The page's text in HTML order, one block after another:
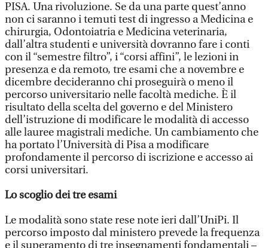
PISA. Una rivoluzione. Se da una parte quest’anno
non ci saranno i temuti test di ingresso a Medicina e
chirurgia, Odontoiatria e Medicina veterinaria,
dall’altra studenti e università dovranno fare i conti
con il “semestre filtro”, i “corsi affini”, le lezioni in
presenza e da remoto, tre esami che a novembre e
dicembre decideranno chi proseguirà o meno il
percorso universitario nelle facoltà mediche. È il
risultato della scelta del governo e del Ministero
dell’istruzione di modificare le modalità di accesso
alle lauree magistrali mediche. Un cambiamento che
ha portato l’Università di Pisa a modificare
profondamente il percorso di iscrizione e accesso ai
corsi universitari.
Lo scoglio dei tre esami
Le modalità sono state rese note ieri dall’UniPi. Il
percorso imposto dal ministero prevede la frequenza
e il superamento di tre insegnamenti fondamentali –